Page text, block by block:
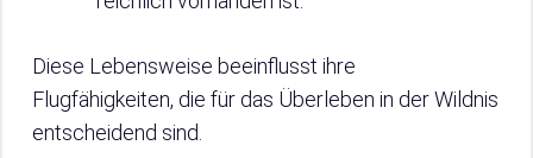
Diese Lebensweise beeinflusst ihre
Flugfähigkeiten, die für das Überleben in der Wildnis
entscheidend sind.